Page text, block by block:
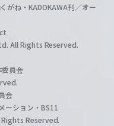
がね・KADOKAWA刊／オー
All Rights Reserved.
員会
会
ーション・BS11
Reserved.